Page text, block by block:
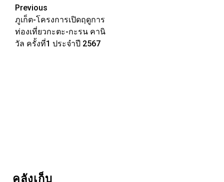
Post
navigation
Previous
ภูเก็ต-โครงการเปิดฤดูการ
ท่องเที่ยวกะตะ-กะรน คานิ
วัล ครั้งที่1 ประจำปี 2567
คลังเก็บ